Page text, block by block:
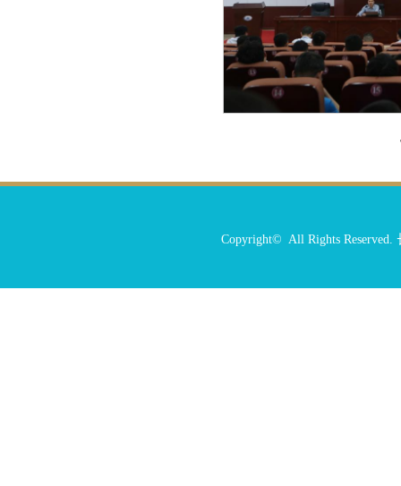
Copyright© All Rights